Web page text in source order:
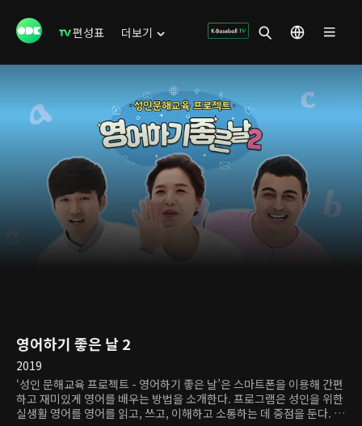
편성표 더보기
영어하기 좋은 날 2
2019
‘성인 문해교육 프로젝트 - 영어하기 좋은 날’은 스마트폰을 이용해 간편
하고 재미있게 영어를 배우는 방법을 소개한다. 프로그램은 성인을 위한
실생활 영어를 영어를 읽고, 쓰고, 이해하고 소통하는 데 중점을 둔다. 개